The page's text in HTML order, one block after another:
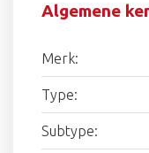
Algemene
Merk:
Type:
Subtype: